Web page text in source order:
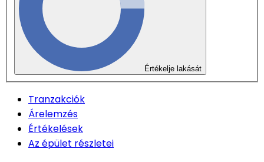
Értékelje lakását
Tranzakciók
Árelemzés
Értékelések
Az épület részletei